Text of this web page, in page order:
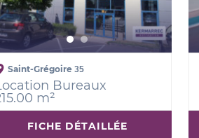
Saint-Grégoire 35
Bureaux
m²
FICHE DÉTAILLÉE